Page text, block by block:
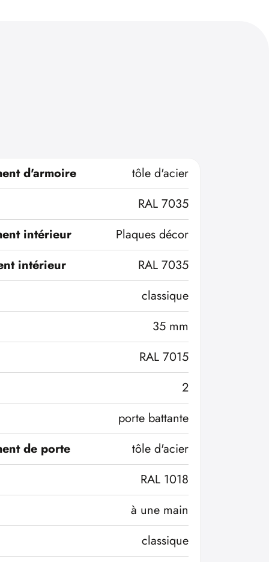
d'armoire
tôle d'acier
RAL 7035
intérieur
Plaques décor
intérieur
RAL 7035
classique
35 mm
RAL 7015
2
porte battante
de porte
tôle d'acier
RAL 1018
à une main
classique